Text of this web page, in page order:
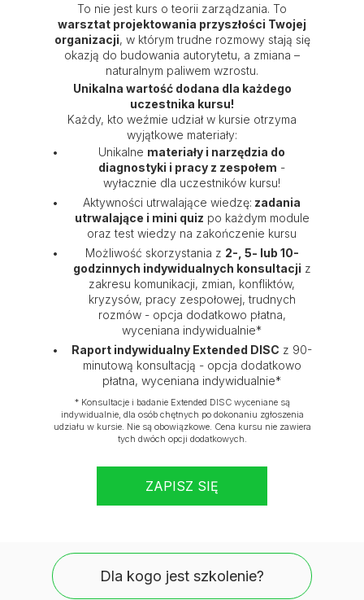
ZAPISZ SIĘ
To nie jest kurs o teorii zarządzania. To
warsztat projektowania przyszłości Twojej
organizacji, w którym trudne rozmowy stają się
okazją do budowania autorytetu, a zmiana –
naturalnym paliwem wzrostu.
Unikalne materiały i narzędzia do
diagnostyki i pracy z zespołem -
wyłacznie dla uczestników kursu!
Aktywności utrwalające wiedzę: zadania
utrwalające i mini quiz po każdym module
oraz test wiedzy na zakończenie kursu
Możliwość skorzystania z 2-, 5- lub 10-
godzinnych indywidualnych konsultacji z
zakresu komunikacji, zmian, konfliktów,
kryzysów, pracy zespołowej, trudnych
rozmów - opcja dodatkowo płatna,
wyceniana indywidualnie*
Raport indywidualny Extended DISC z 90-
minutową konsultacją - opcja dodatkowo
płatna, wyceniana indywidualnie*
Unikalna wartość dodana dla każdego
uczestnika kursu!
Każdy, kto weźmie udział w kursie otrzyma
wyjątkowe materiały:
* Konsultacje i badanie Extended DISC wyceniane są
indywidualnie, dla osób chętnych po dokonaniu zgłoszenia
udziału w kursie. Nie są obowiązkowe. Cena kursu nie zawiera
tych dwóch opcji dodatkowych.
Dla kogo jest szkolenie?